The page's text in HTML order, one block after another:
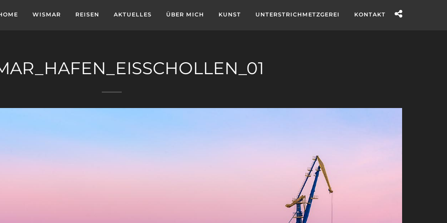
WISMAR REISEN AKTUELLES ÜBER MICH KUNST UNTERSTRICHMETZGEREI KONTAKT